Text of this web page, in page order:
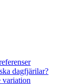
dagfjärilar?
variation